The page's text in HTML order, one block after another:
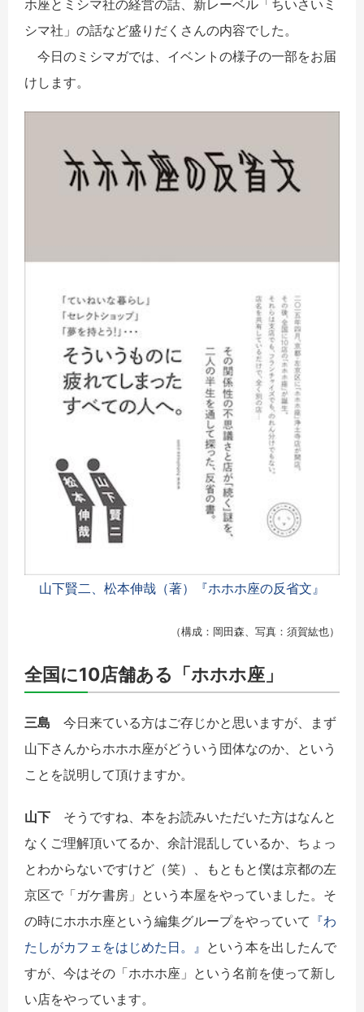
ホ座とミシマ社の経営の話、新レーベル「ちいさいミ
シマ社」の話など盛りだくさんの内容でした。
今日のミシマガでは、イベントの様子の一部をお届
けします。
山下賢二、松本伸哉（著）『ホホホ座の反省文』
（構成：岡田森、写真：須賀紘也）
全国に10店舗ある「ホホホ座」
三島 今日来ている方はご存じかと思いますが、まず
山下さんからホホホ座がどういう団体なのか、という
ことを説明して頂けますか。
山下 そうですね、本をお読みいただいた方はなんと
なくご理解頂いてるか、余計混乱しているか、ちょっ
とわからないですけど（笑）、もともと僕は京都の左
京区で「ガケ書房」という本屋をやっていました。そ
の時にホホホ座という編集グループをやっていて 『わ
たしがカフェをはじめた日。 』 という本を出したんで
すが、今はその「ホホホ座」という名前を使って新し
い店をやっています。